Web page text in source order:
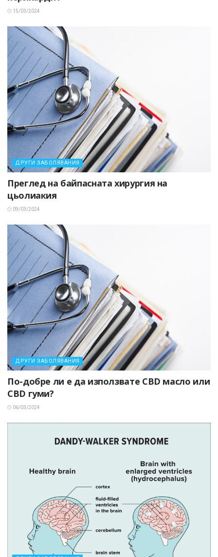
15/03/2024
ДРУГИ ЗАБОЛЯВАНИЯ
Преглед на байпасната хирургия на
цьолиакия
09/03/2024
ДРУГИ ЗАБОЛЯВАНИЯ
По-добре ли е да използвате CBD масло или
CBD гуми?
06/03/2024